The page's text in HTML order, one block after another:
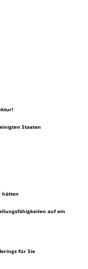
Staaten
hätten
auf ein
für Sie